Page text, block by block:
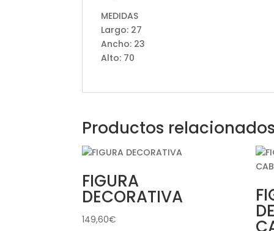
MEDIDAS
Largo: 27
Ancho: 23
Alto: 70
Productos
FIGURA
DECORATIVA
149,60€